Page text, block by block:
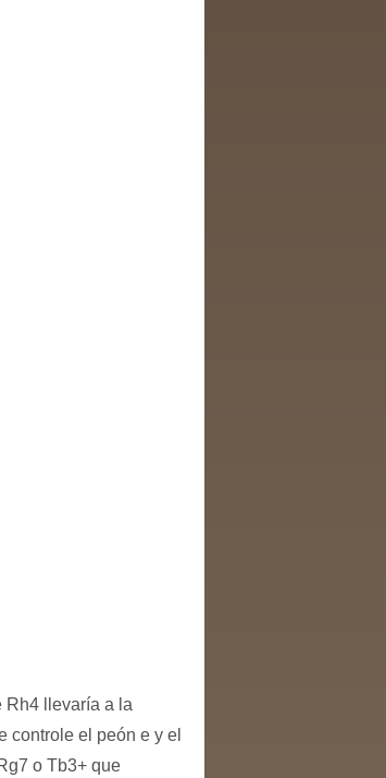
Rh4 llevaría a la
controle el peón e y el
o Tb3+ que